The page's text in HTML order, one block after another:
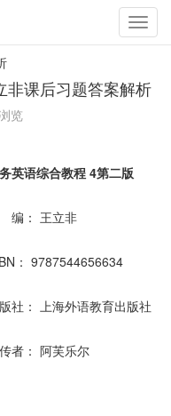
非课后习题答案解析
览
英语综合教程 4第二版
编： 王立非
： 9787544656634
社： 上海外语教育出版社
者： 阿芙乐尔